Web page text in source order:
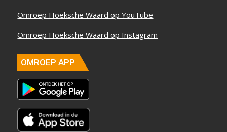
Omroep Hoeksche Waard op YouTube
Omroep Hoeksche Waard op Instagram
OMROEP APP